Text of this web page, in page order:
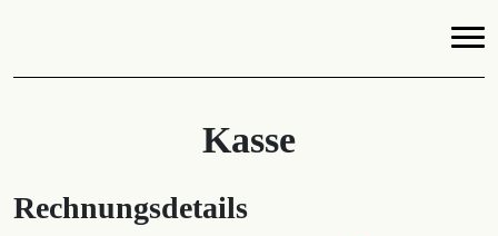
Kasse
Rechnungsdetails